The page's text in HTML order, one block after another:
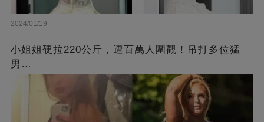
2024/01/19
小姐姐硬拉220公斤，遭百萬人圍觀！吊打多位猛
男…